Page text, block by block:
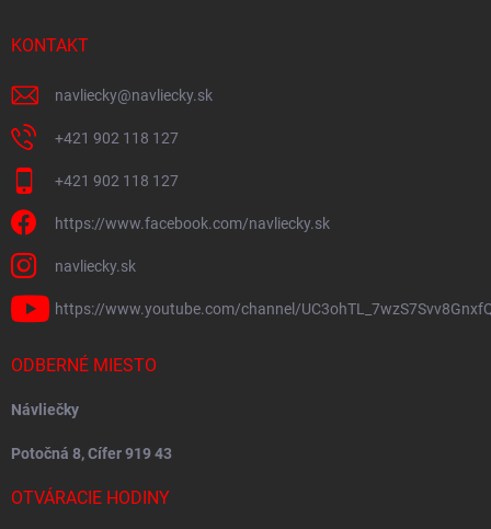
KONTAKT
navliecky@navliecky.sk
+421 902 118 127
+421 902 118 127
https://www.facebook.com/navliecky.sk
navliecky.sk
https://www.youtube.com/channel/
ODBERNÉ MIESTO
Návliečky
Potočná 8, Cífer 919 43
OTVÁRACIE HODINY